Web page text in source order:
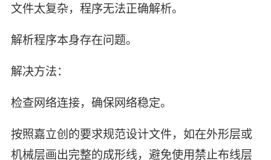
文件太复杂，程序无法正确解析。
解析程序本身存在问题。
‌解决方法‌：
检查网络连接，确保网络稳定。
按照嘉立创的要求规范设计文件，如在外形层或
机械层画出完整的成形线，避免使用禁止布线层